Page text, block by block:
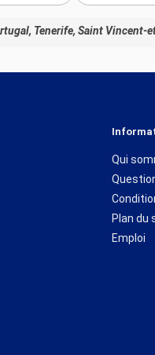
Tenerife, Saint Vincent-
Qui
Plan du
Emploi